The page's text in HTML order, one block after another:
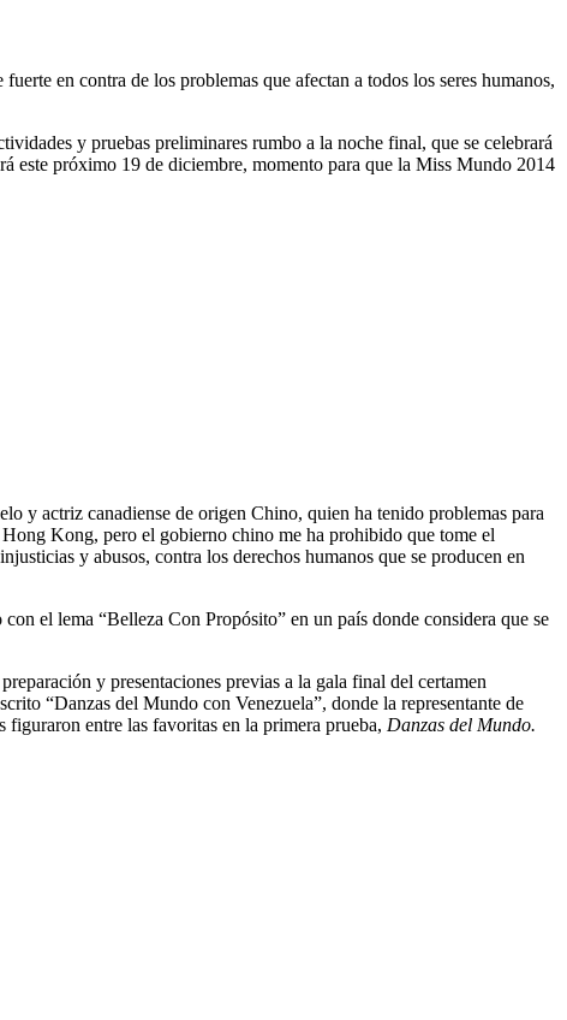
en contra de los problemas que afectan a todos los seres humanos,
y pruebas preliminares rumbo a la noche final, que se celebrará
este próximo 19 de diciembre, momento para que la Miss Mundo 2014
y actriz canadiense de origen Chino, quien ha tenido problemas para
Kong, pero el gobierno chino me ha prohibido que tome el
y abusos, contra los derechos humanos que se producen en
el lema “Belleza Con Propósito” en un país donde considera que se
y presentaciones previas a la gala final del certamen
“Danzas del Mundo con Venezuela”, donde la representante de
figuraron entre las favoritas en la primera prueba, Danzas del Mundo.